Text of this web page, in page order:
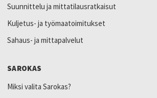
Suunnittelu ja mittatilausratkaisut
Kuljetus- ja työmaatoimitukset
Sahaus- ja mittapalvelut
SAROKAS
Miksi valita Sarokas?